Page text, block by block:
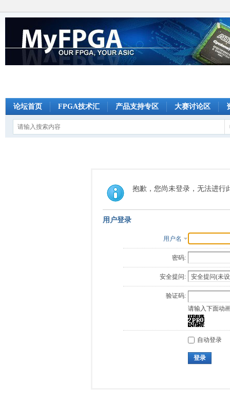
论坛首页 FPGA技术汇 产品支持专区 大赛讨论区
抱歉，您尚未登录，无法进行
用户登录
用户名
密码:
安全提问:
验证码:
请输入下面动
自动登录
登录